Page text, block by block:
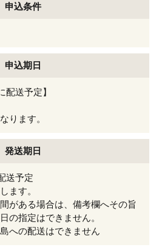
申込条件
申込期日
配送予定】
ります。
発送期日
送予定
ます。
がある場合は、備考欄へその旨
の指定はできません。
への配送はできません